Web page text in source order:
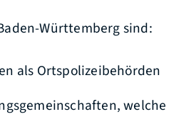
Württemberg sind:
als Ortspolizeibehörden